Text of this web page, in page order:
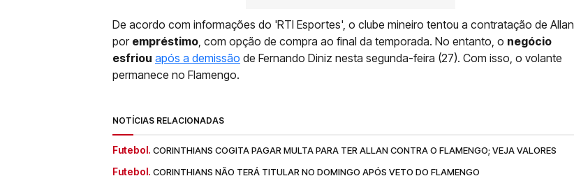
De acordo com informações do 'RTI Esportes', o clube mineiro tentou a contratação de Allan
por empréstimo, com opção de compra ao final da temporada. No entanto, o negócio
esfriou após a demissão de Fernando Diniz nesta segunda-feira (27). Com isso, o volante
permanece no Flamengo.
NOTÍCIAS RELACIONADAS
Futebol. CORINTHIANS COGITA PAGAR MULTA PARA TER ALLAN CONTRA O FLAMENGO; VEJA VALORES
Futebol. CORINTHIANS NÃO TERÁ TITULAR NO DOMINGO APÓS VETO DO FLAMENGO